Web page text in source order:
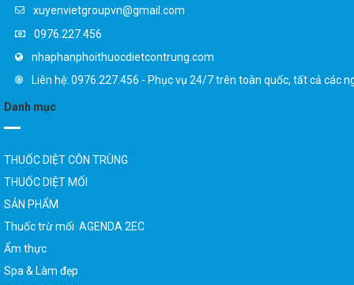
xuyenvietgroupvn@gmail.com
0976.227.456
nhaphanphoithuocdietcontrung.com
Liên hệ: 0976.227.456 - Phục vụ 24/7 trên toàn quốc, tất cả các
Danh mục
THUỐC DIỆT CÔN TRÙNG
THUỐC DIỆT MỐI
SẢN PHẨM
Thuốc trừ mối AGENDA 2EC
Ẩm thực
Spa & Làm đẹp